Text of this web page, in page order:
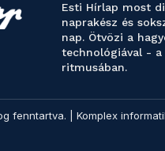
Esti Hírlap most
naprakész és
nap. Ötvözi a
technológiával -
ritmusában.
fenntartva. | Komplex